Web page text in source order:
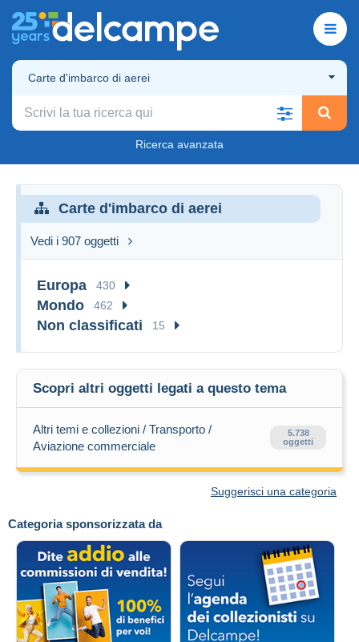
Carte d'imbarco di aerei
Ricerca avanzata
Categoria sponsorizzata da
Carte d'imbarco di aerei
Vedi i 907 oggetti
Europa 430
Mondo 462
Non classificati 15
Scopri altri oggetti legati a questo tema
Altri temi e collezioni / Transporto /
Aviazione commerciale
5.738
oggetti
Suggerisci una categoria